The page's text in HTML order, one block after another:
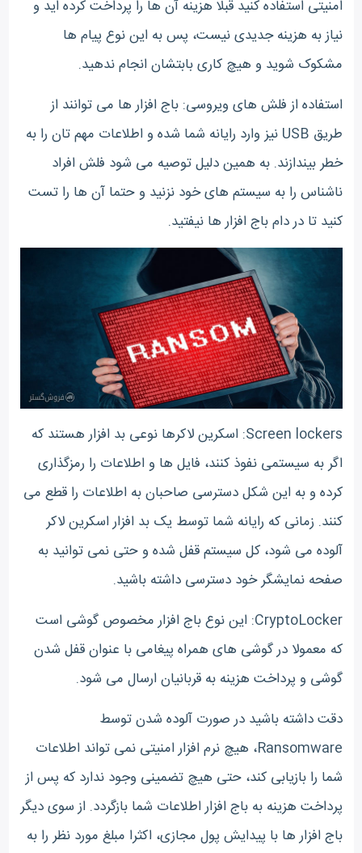
امنیتی استفاده کنید قبلا هزینه آن ها را پرداخت کرده اید و
نیاز به هزینه جدیدی نیست، پس به این نوع پیام ها
مشکوک شوید و هیچ کاری بابتشان انجام ندهید.
استفاده از فلش های ویروسی: باج افزار ها می توانند از
طریق USB نیز وارد رایانه شما شده و اطلاعات مهم تان را به
خطر بیندازند. به همین دلیل توصیه می شود فلش افراد
ناشناس را به سیستم های خود نزنید و حتما آن ها را تست
کنید تا در دام باج افزار ها نیفتید.
Screen lockers: اسکرین لاکرها نوعی بد افزار هستند که
اگر به سیستمی نفوذ کنند، فایل ها و اطلاعات را رمزگذاری
کرده و به این شکل دسترسی صاحبان به اطلاعات را قطع می
کنند. زمانی که رایانه شما توسط یک بد افزار اسکرین لاکر
آلوده می شود، کل سیستم قفل شده و حتی نمی توانید به
صفحه نمایشگر خود دسترسی داشته باشید.
CryptoLocker: این نوع باج افزار مخصوص گوشی است
که معمولا در گوشی های همراه پیغامی با عنوان قفل شدن
گوشی و پرداخت هزینه به قربانیان ارسال می شود.
دقت داشته باشید در صورت آلوده شدن توسط
Ransomware، هیچ نرم افزار امنیتی نمی تواند اطلاعات
شما را بازیابی کند، حتی هیچ تضمینی وجود ندارد که پس از
پرداخت هزینه به باج افزار اطلاعات شما بازگردد. از سوی دیگر
باج افزار ها با پیدایش پول مجازی، اکثرا مبلغ مورد نظر را به